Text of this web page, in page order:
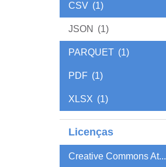
CSV (1)
JSON (1)
PARQUET (1)
PDF (1)
XLSX (1)
Licenças
Creative Commons At...